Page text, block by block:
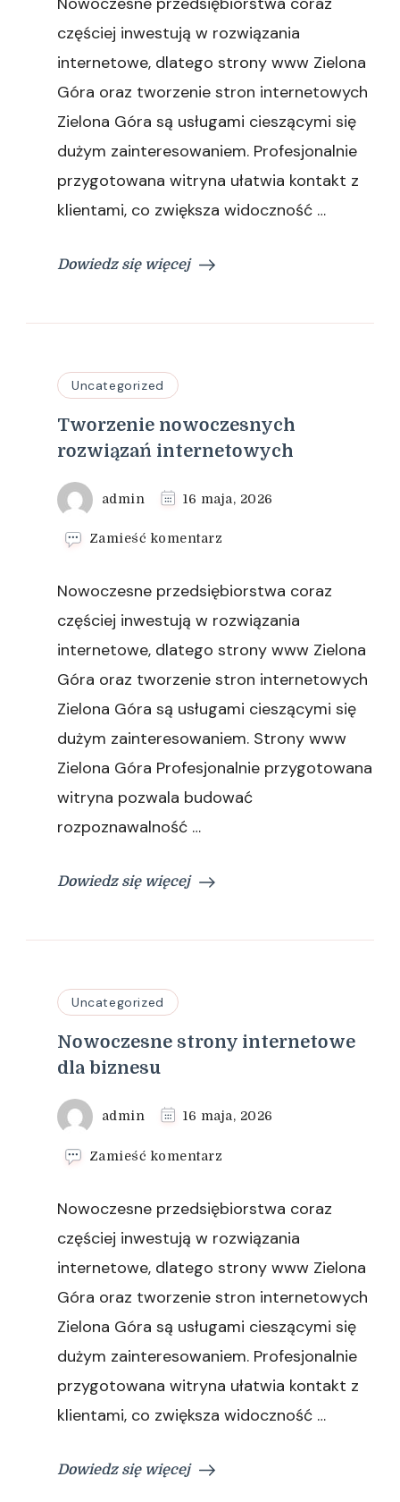
stron
internetowych
Zielona
Góra
częściej inwestują w rozwiązania
internetowe, dlatego strony www Zielona
Góra oraz tworzenie stron internetowych
Zielona Góra są usługami cieszącymi się
dużym zainteresowaniem. Profesjonalnie
przygotowana witryna ułatwia kontakt z
klientami, co zwiększa widoczność …
Dowiedz się więcej
Uncategorized
Tworzenie nowoczesnych
rozwiązań internetowych
admin 16 maja, 2026
Zamieść komentarz
nowoczesnych
rozwiązań
internetowych
Nowoczesne przedsiębiorstwa coraz
częściej inwestują w rozwiązania
internetowe, dlatego strony www Zielona
Góra oraz tworzenie stron internetowych
Zielona Góra są usługami cieszącymi się
dużym zainteresowaniem. Strony www
Zielona Góra Profesjonalnie przygotowana
witryna pozwala budować
rozpoznawalność …
Dowiedz się więcej
Uncategorized
Nowoczesne strony internetowe
dla biznesu
admin 16 maja, 2026
Zamieść komentarz
strony
internetowe
dla
biznesu
Nowoczesne przedsiębiorstwa coraz
częściej inwestują w rozwiązania
internetowe, dlatego strony www Zielona
Góra oraz tworzenie stron internetowych
Zielona Góra są usługami cieszącymi się
dużym zainteresowaniem. Profesjonalnie
przygotowana witryna ułatwia kontakt z
klientami, co zwiększa widoczność …
Dowiedz się więcej